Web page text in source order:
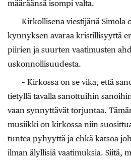
määräänsä isompi valta.
Kirkollisena viestijänä Simola
kynnyksen avaraa kristillisyyttä
piirien ja suurten vaatimusten
uskonnollisuudesta.
– Kirkossa on se vika, että
tietyllä tavalla sanottuihin
vaan synnyttävät torjuntaa.
musiikki on kirkossa niin
tuntea pyhyyttä ja ehkä katsoa
ilman älyllisiä vaatimuksia. Siitä,